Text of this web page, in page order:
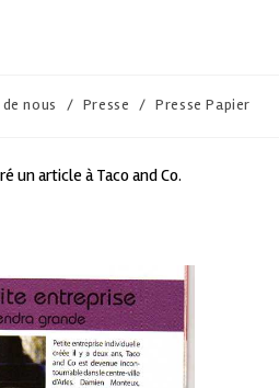
nous / Presse / Presse Papier
un article à Taco and Co.